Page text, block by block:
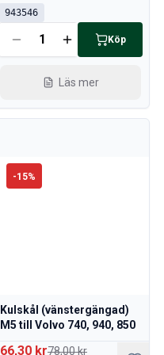
943546
Köp
Läs mer
-15%
Kulskål (vänstergängad)
M5 till Volvo 740, 940, 850
66,30 kr78,00 kr